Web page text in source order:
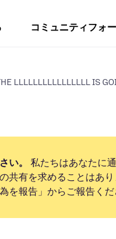
コミュニティフォ
LLLLLLLLLLLLLLLL IS
い。
私たちはあなたに
共有を求めることはあ
を報告」からご報告くだ